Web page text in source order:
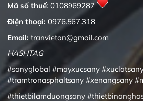
Mã số thuế: 0108969287
Điện thoại: 0976.567.318
Email: tranvietan@gmail.com
HASHTAG
#sanyglobal #mayxucsany #xuclatsany
#tramtronasphaltsany #xenangsany
#thietbilamduongsany